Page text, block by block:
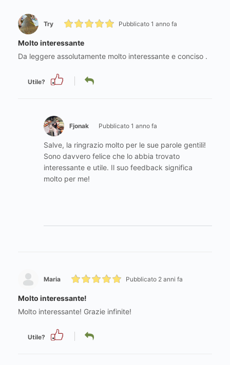
Try Pubblicato 1 anno fa
Molto interessante
Da leggere assolutamente molto interessante e conciso .
Utile?
Fjonak Pubblicato 1 anno fa
Salve, la ringrazio molto per le sue parole gentili!
Sono davvero felice che lo abbia trovato
interessante e utile. Il suo feedback significa
molto per me!
Maria Pubblicato 2 anni fa
Molto interessante!
Molto interessante! Grazie infinite!
Utile?